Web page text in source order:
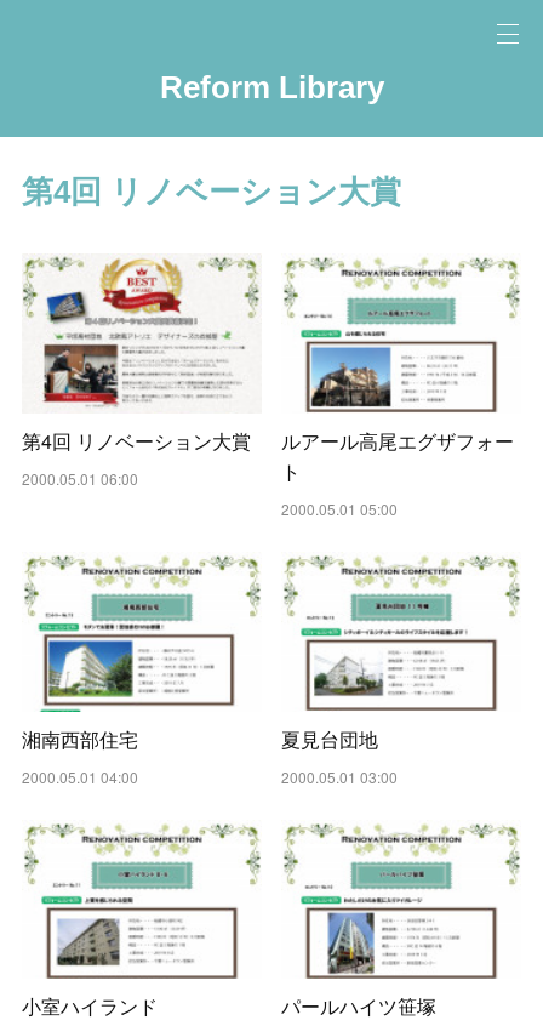
Reform Library
第4回 リノベーション大賞
第4回 リノベーション大賞
2000.05.01 06:00
ルアール高尾エグザフォー
ト
2000.05.01 05:00
湘南西部住宅
2000.05.01 04:00
夏見台団地
2000.05.01 03:00
小室ハイランド パールハイツ笹塚